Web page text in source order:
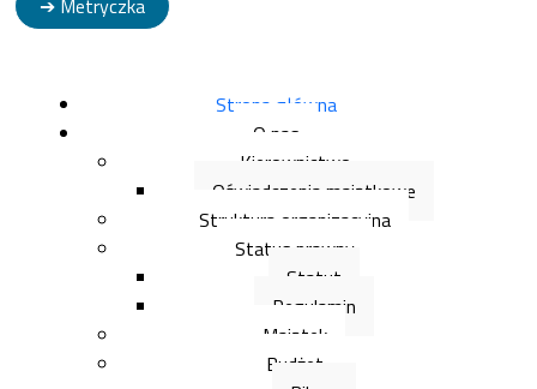
Strona główna
O nas
Kierownictwo
Oświadczenia majątkowe
Struktura organizacyjna
Status prawny
Statut
Regulamin
Majątek
Budżet
➔ Metryczka